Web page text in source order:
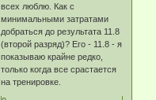
всех люблю. Как с
минимальными затратами
добраться до результата 11.8
(второй разряд)? Его - 11.8 - я
показываю крайне редко,
только когда все срастается
на тренировке.